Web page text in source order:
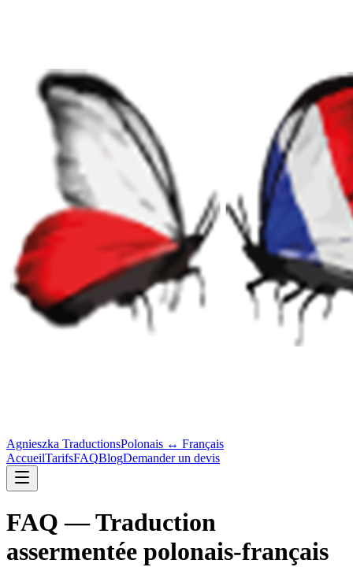
Agnieszka TraductionsPolonais ↔ Français
AccueilTarifsFAQBlogDemander un devis
FAQ — Traduction
assermentée polonais-français